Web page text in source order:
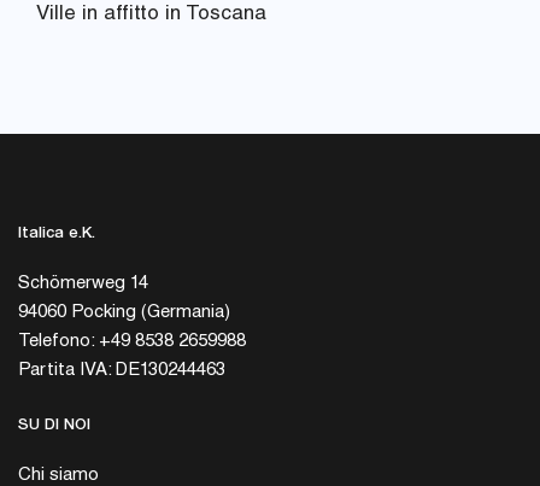
Ville in affitto in Toscana
Italica e.K.
Schömerweg 14
94060 Pocking (Germania)
Telefono: +49 8538 2659988
Partita IVA: DE130244463
SU DI NOI
Chi siamo